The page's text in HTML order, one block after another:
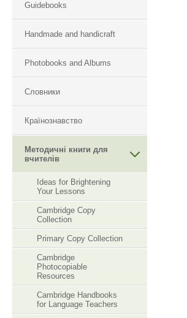
Guidebooks
Handmade and handicraft
Photobooks and Albums
Словники
Країнознавство
Методичні книги для
вчителів
Ideas for Brightening
Your Lessons
Cambridge Copy
Collection
Primary Copy Collection
Cambridge
Photocopiable
Resourсes
Cambridge Handbooks
for Language Teachers